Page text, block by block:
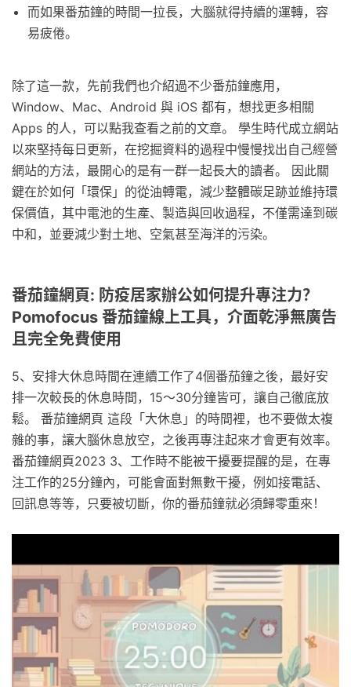
而如果番茄鐘的時間一拉長，大腦就得持續的運轉，容
易疲倦。
除了這一款，先前我們也介紹過不少番茄鐘應用，
Window、Mac、Android 與 iOS 都有，想找更多相關
Apps 的人，可以點我查看之前的文章。 學生時代成立網站
以來堅持每日更新，在挖掘資料的過程中慢慢找出自己經營
網站的方法，最開心的是有一群一起長大的讀者。 因此關
鍵在於如何「環保」的從油轉電，減少整體碳足跡並維持環
保價值，其中電池的生產、製造與回收過程，不僅需達到碳
中和，並要減少對土地、空氣甚至海洋的污染。
番茄鐘網頁: 防疫居家辦公如何提升專注力？
Pomofocus 番茄鐘線上工具，介面乾淨無廣告
且完全免費使用
5、安排大休息時間在連續工作了4個番茄鐘之後，最好安
排一次較長的休息時間，15～30分鐘皆可，讓自己徹底放
鬆。 番茄鐘網頁 這段「大休息」的時間裡，也不要做太複
雜的事，讓大腦休息放空，之後再專注起來才會更有效率。
番茄鐘網頁2023 3、工作時不能被干擾要提醒的是，在專
注工作的25分鐘內，可能會面對無數干擾，例如接電話、
回訊息等等，只要被切斷，你的番茄鐘就必須歸零重來！